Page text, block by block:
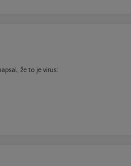
že to je virus: